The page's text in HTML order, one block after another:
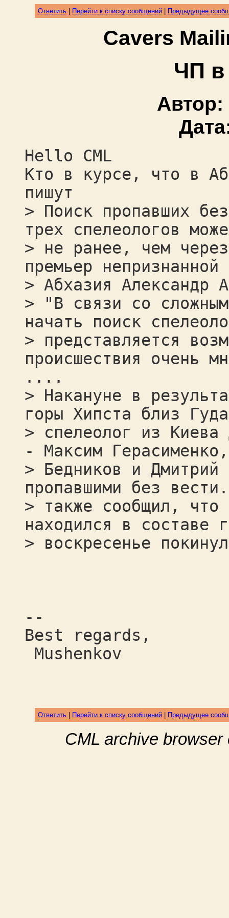
Ответить| Перейти к списку сообщений| Предыдущее
Cavers
ЧП в
Автор:
Hello CML
Кто в курсе, что в
пишут
> Поиск пропавших
трех спелеологов
> не ранее, чем
премьер непризнанной
> Абхазия Александр
> "В связи со
начать поиск
> представляется
происшествия очень
....
> Накануне в
горы Хипста близ
> спелеолог из
- Максим
> Бедников и Дмитрий
пропавшими без
> также сообщил, что
находился в составе
> воскресенье
--
Best regards,
Mushenkov
Ответить| Перейти к списку сообщений| Предыдущее
CML archive